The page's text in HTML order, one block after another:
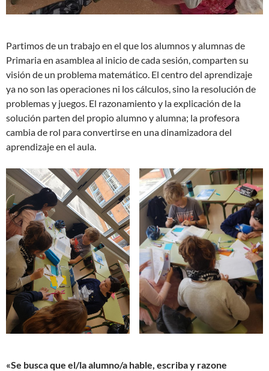
Partimos de un trabajo en el que los alumnos y alumnas de
Primaria en asamblea al inicio de cada sesión, comparten su
visión de un problema matemático. El centro del aprendizaje
ya no son las operaciones ni los cálculos, sino la resolución de
problemas y juegos. El razonamiento y la explicación de la
solución parten del propio alumno y alumna; la profesora
cambia de rol para convertirse en una dinamizadora del
aprendizaje en el aula.
«Se busca que el/la alumno/a hable, escriba y razone